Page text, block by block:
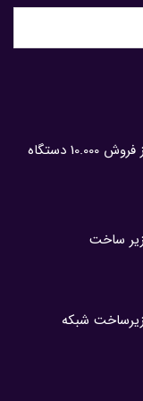
خرید، گارانتی و خدمات پس از فروش 10.000 دستگاه
ساخت
شبکه